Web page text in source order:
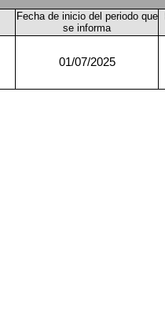
Fecha de inicio del periodo que
se informa
01/07/2025